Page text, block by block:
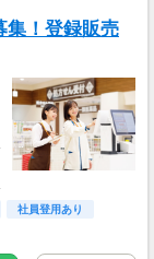
集！登録販売
社員登用あり